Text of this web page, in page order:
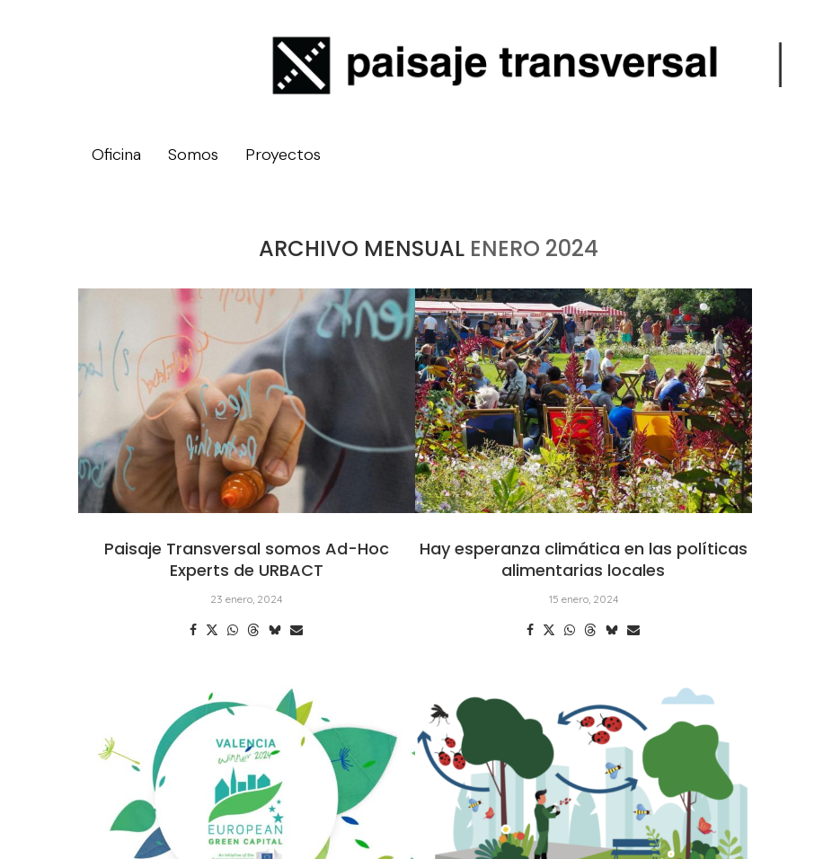
Oficina Somos Proyectos
ARCHIVO MENSUAL ENERO 2024
Paisaje Transversal somos Ad-Hoc
Experts de URBACT
23 enero, 2024
Hay esperanza climática en las políticas
alimentarias locales
15 enero, 2024